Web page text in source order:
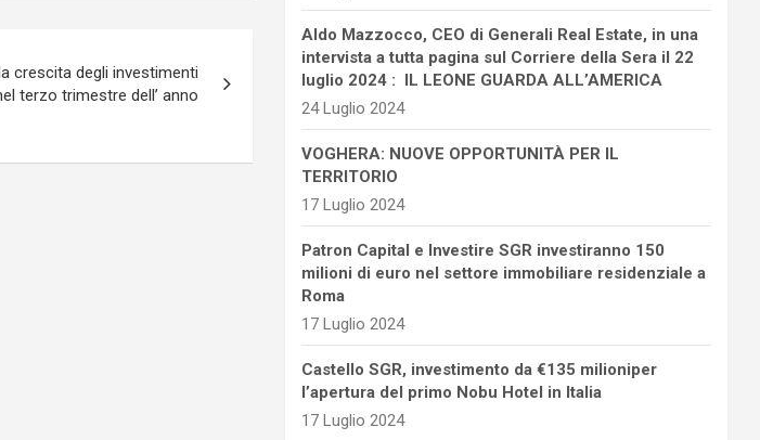
crescita degli investimenti
terzo trimestre dell’ anno
Aldo Mazzocco, CEO di Generali Real Estate, in una
intervista a tutta pagina sul Corriere della Sera il 22
luglio 2024 : IL LEONE GUARDA ALL’AMERICA
24 Luglio 2024
VOGHERA: NUOVE OPPORTUNITÀ PER IL
TERRITORIO
17 Luglio 2024
Patron Capital e Investire SGR investiranno 150
milioni di euro nel settore immobiliare residenziale a
Roma
17 Luglio 2024
Castello SGR, investimento da €135 milioniper
l’apertura del primo Nobu Hotel in Italia
17 Luglio 2024